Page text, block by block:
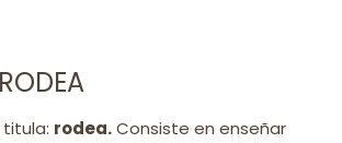
rodea.Consiste en enseñar